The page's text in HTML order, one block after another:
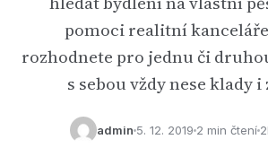
pomoci realitní
rozhodnete pro jednu či
s sebou vždy nese klady
admin 5. 12. 2019 2 min čtení